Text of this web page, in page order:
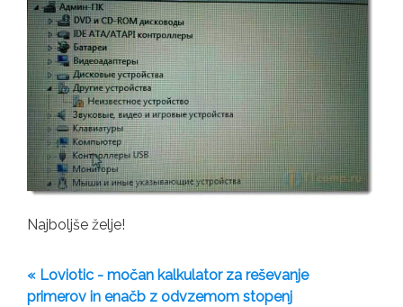
Najboljše želje!
« Loviotic - močan kalkulator za reševanje
primerov in enačb z odvzemom stopenj